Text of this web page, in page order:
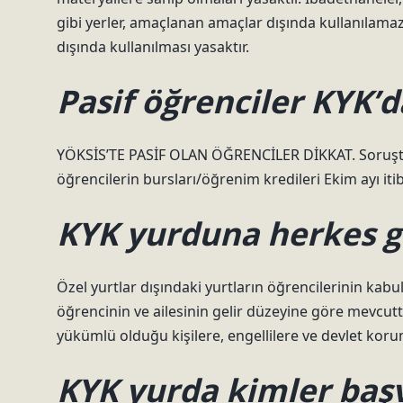
gibi yerler, amaçlanan amaçlar dışında
dışında kullanılması yasaktır.
Pasif öğrenciler
YÖKSİS’TE PASİF OLAN ÖĞRENCİLER DİKKAT.
öğrencilerin bursları/öğrenim kredileri Ekim ayı
KYK yurduna herkes
Özel yurtlar dışındaki yurtların öğrencilerinin
öğrencinin ve ailesinin gelir düzeyine göre
yükümlü olduğu kişilere, engellilere ve devlet
KYK yurda kimler